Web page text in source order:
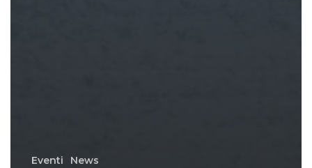
Eventi News